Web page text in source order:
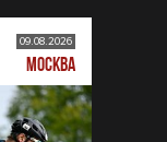
09.08.2026
МОСКВА